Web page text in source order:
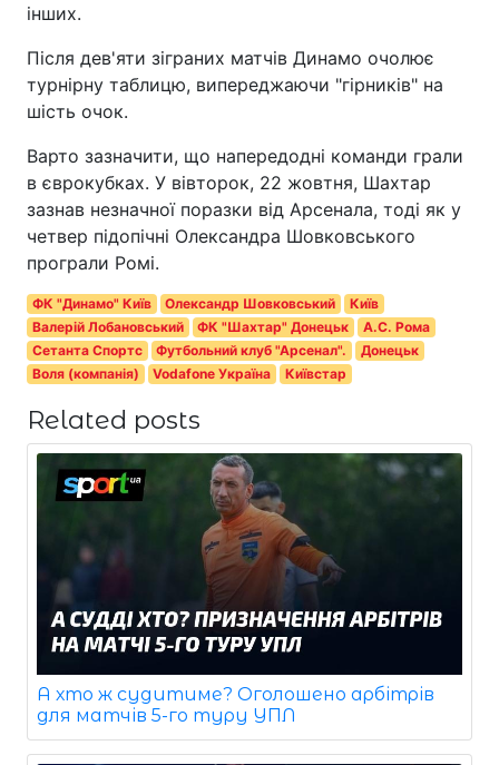
інших.
Після дев'яти зіграних матчів Динамо очолює
турнірну таблицю, випереджаючи "гірників" на
шість очок.
Варто зазначити, що напередодні команди грали
в єврокубках. У вівторок, 22 жовтня, Шахтар
зазнав незначної поразки від Арсенала, тоді як у
четвер підопічні Олександра Шовковського
програли Ромі.
ФК "Динамо" Київ Олександр Шовковський
Київ
Валерій Лобановський
ФК "Шахтар" Донецьк
А.С. Рома
Сетанта Спортс
Футбольний клуб "Арсенал".
Донецьк
Воля (компанія)
Vodafone Україна Київстар
Related posts
А хто ж судитиме? Оголошено арбітрів
для матчів 5-го туру УПЛ